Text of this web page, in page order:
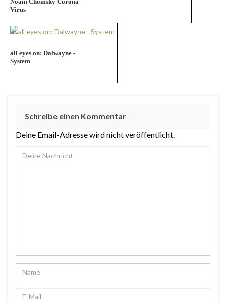
Virus
all eyes on: Dalwayne -
System
Schreibe einen Kommentar
Deine Email-Adresse wird nicht veröffentlicht.